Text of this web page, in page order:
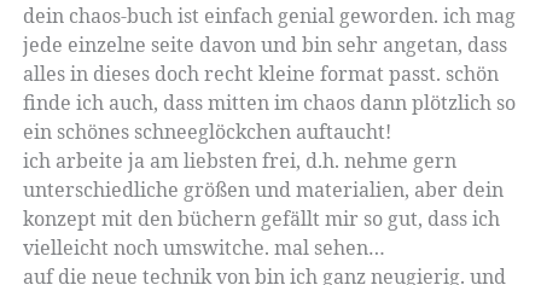
dein chaos-buch ist einfach genial geworden. ich mag
jede einzelne seite davon und bin sehr angetan, dass
alles in dieses doch recht kleine format passt. schön
finde ich auch, dass mitten im chaos dann plötzlich so
ein schönes schneeglöckchen auftaucht!
ich arbeite ja am liebsten frei, d.h. nehme gern
unterschiedliche größen und materialien, aber dein
konzept mit den büchern gefällt mir so gut, dass ich
vielleicht noch umswitche. mal sehen…
auf die neue technik von bin ich ganz neugierig. und